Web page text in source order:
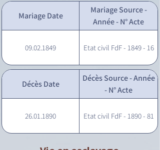
Mariage Date
Mariage Source -
Année - N° Acte
09.02.1849 Etat civil FdF - 1849 - 16
Décès Date
Décès Source - Année
- N° Acte
26.01.1890 Etat civil FdF - 1890 - 81